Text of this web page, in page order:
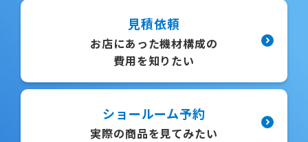
見積依頼
お店にあった機材構成の
費用を知りたい
ショールーム予約
実際の商品を見てみたい